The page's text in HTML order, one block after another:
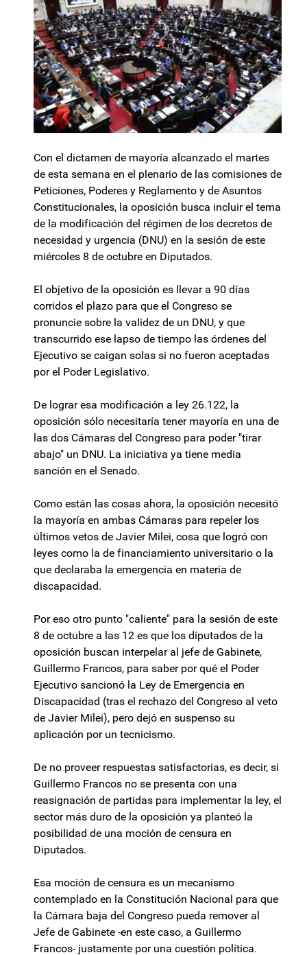
Con el dictamen de mayoría alcanzado el martes
de esta semana en el plenario de las comisiones de
Peticiones, Poderes y Reglamento y de Asuntos
Constitucionales, la oposición busca incluir el tema
de la modificación del régimen de los decretos de
necesidad y urgencia (DNU) en la sesión de este
miércoles 8 de octubre en Diputados.
El objetivo de la oposición es llevar a 90 días
corridos el plazo para que el Congreso se
pronuncie sobre la validez de un DNU, y que
transcurrido ese lapso de tiempo las órdenes del
Ejecutivo se caigan solas si no fueron aceptadas
por el Poder Legislativo.
De lograr esa modificación a ley 26.122, la
oposición sólo necesitaría tener mayoría en una de
las dos Cámaras del Congreso para poder "tirar
abajo" un DNU. La iniciativa ya tiene media
sanción en el Senado.
Como están las cosas ahora, la oposición necesitó
la mayoría en ambas Cámaras para repeler los
últimos vetos de Javier Milei, cosa que logró con
leyes como la de financiamiento universitario o la
que declaraba la emergencia en materia de
discapacidad.
Por eso otro punto "caliente" para la sesión de este
8 de octubre a las 12 es que los diputados de la
oposición buscan interpelar al jefe de Gabinete,
Guillermo Francos, para saber por qué el Poder
Ejecutivo sancionó la Ley de Emergencia en
Discapacidad (tras el rechazo del Congreso al veto
de Javier Milei), pero dejó en suspenso su
aplicación por un tecnicismo.
De no proveer respuestas satisfactorias, es decir, si
Guillermo Francos no se presenta con una
reasignación de partidas para implementar la ley, el
sector más duro de la oposición ya planteó la
posibilidad de una moción de censura en
Diputados.
Esa moción de censura es un mecanismo
contemplado en la Constitución Nacional para que
la Cámara baja del Congreso pueda remover al
Jefe de Gabinete -en este caso, a Guillermo
Francos- justamente por una cuestión política.